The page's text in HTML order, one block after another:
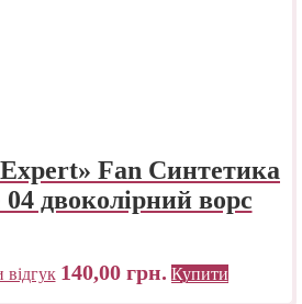
Fan Синтетика
двоколірний ворс
140,00 грн. Купити